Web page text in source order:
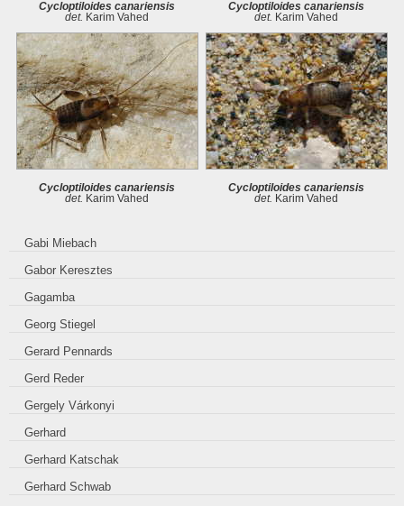
Cycloptiloides canariensis
det. Karim Vahed
Cycloptiloides canariensis
det. Karim Vahed
Cycloptiloides canariensis
det. Karim Vahed
Cycloptiloides canariensis
det. Karim Vahed
Gabi Miebach
Gabor Keresztes
Gagamba
Georg Stiegel
Gerard Pennards
Gerd Reder
Gergely Várkonyi
Gerhard
Gerhard Katschak
Gerhard Schwab